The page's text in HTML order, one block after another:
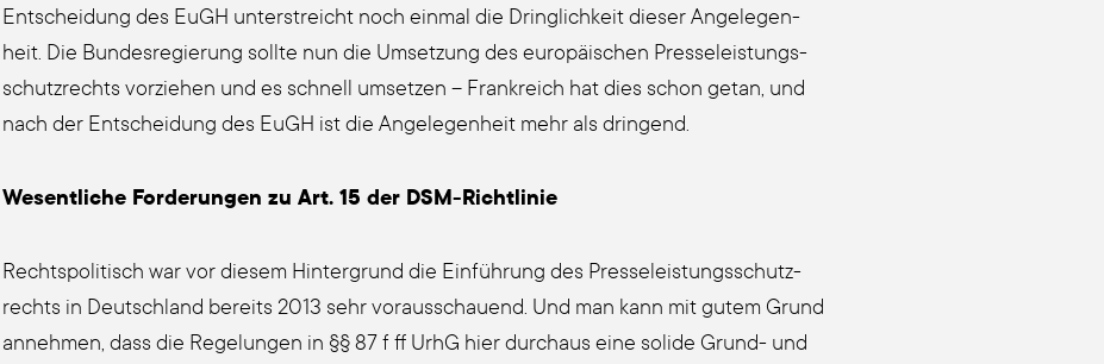
Ent­schei­dung des EuGH unter­streicht noch ein­mal die Dring­lich­keit die­ser Ange­le­gen­
heit. Die Bun­des­re­gie­rung soll­te nun die Umset­zung des euro­päi­schen Pres­se­leis­tungs­
schutz­rechts vor­zie­hen und es schnell umset­zen – Frank­reich hat dies schon getan, und
nach der Ent­schei­dung des EuGH ist die Ange­le­gen­heit mehr als drin­gend.
Wesent­li­che For­de­run­gen zu Art. 15 der DSM-Richt­li­nie
Rechts­po­li­tisch war vor die­sem Hin­ter­grund die Einführung des Pres­se­leis­tungs­schutz­
rechts in Deutsch­land bereits 2013 sehr vor­aus­schau­end. Und man kann mit gutem Grund
anneh­men, dass die Rege­lun­gen in §§ 87 f ff UrhG hier durch­aus eine soli­de Grund- und